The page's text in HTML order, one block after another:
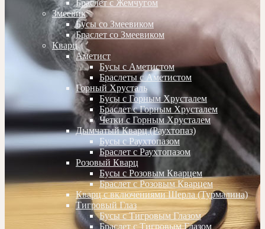
Браслет с Жемчугом
Змеевик
Бусы со Змеевиком
Браслет со Змеевиком
Кварц
Аметист
Бусы с Аметистом
Браслеты с Аметистом
Горный Хрусталь
Бусы с Горным Хрусталем
Браслет с Горным Хрусталем
Четки с Горным Хрусталем
Дымчатый Кварц (Раухтопаз)
Бусы с Раухтопазом
Браслет с Раухтопазом
Розовый Кварц
Бусы с Розовым Кварцем
Браслет с Розовым Кварцем
Кварц с включениями Шерла (Турмалина)
Тигровый Глаз
Бусы с Тигровым Глазом
Браслет с Тигровым Глазом